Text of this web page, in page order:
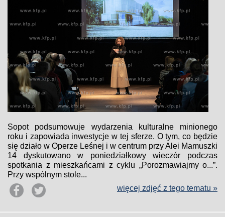
Sopot podsumowuje wydarzenia kulturalne minionego
roku i zapowiada inwestycje w tej sferze. O tym, co będzie
się działo w Operze Leśnej i w centrum przy Alei Mamuszki
14 dyskutowano w poniedziałkowy wieczór podczas
spotkania z mieszkańcami z cyklu „Porozmawiajmy o...”.
Przy wspólnym stole...
więcej zdjęć z tego tematu »